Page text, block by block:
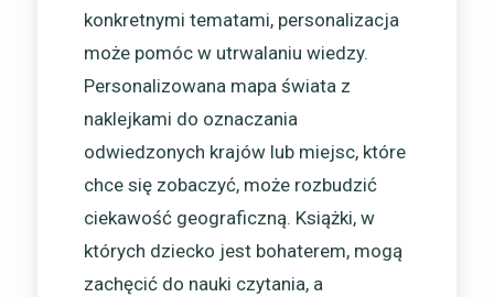
konkretnymi tematami, personalizacja
może pomóc w utrwalaniu wiedzy.
Personalizowana mapa świata z
naklejkami do oznaczania
odwiedzonych krajów lub miejsc, które
chce się zobaczyć, może rozbudzić
ciekawość geograficzną. Książki, w
których dziecko jest bohaterem, mogą
zachęcić do nauki czytania, a